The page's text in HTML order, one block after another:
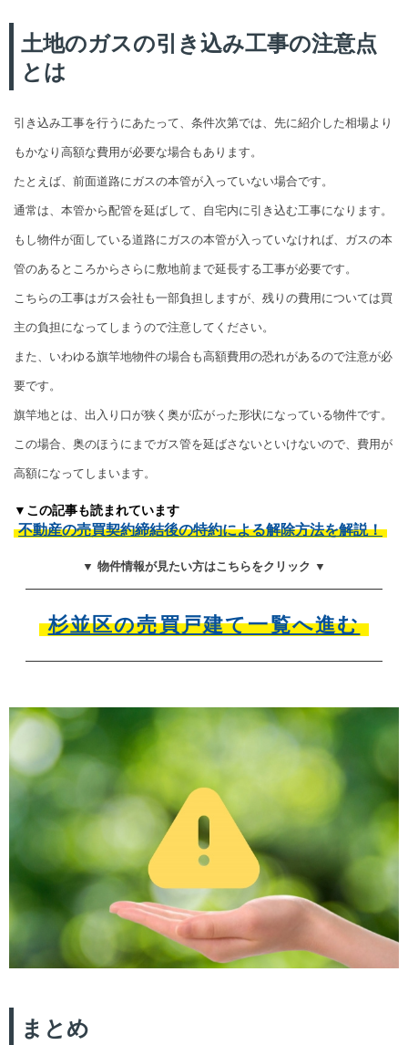
土地のガスの引き込み工事の注意点
とは
引き込み工事を行うにあたって、条件次第では、先に紹介した相場より
もかなり高額な費用が必要な場合もあります。
たとえば、前面道路にガスの本管が入っていない場合です。
通常は、本管から配管を延ばして、自宅内に引き込む工事になります。
もし物件が面している道路にガスの本管が入っていなければ、ガスの本
管のあるところからさらに敷地前まで延長する工事が必要です。
こちらの工事はガス会社も一部負担しますが、残りの費用については買
主の負担になってしまうので注意してください。
また、いわゆる旗竿地物件の場合も高額費用の恐れがあるので注意が必
要です。
旗竿地とは、出入り口が狭く奥が広がった形状になっている物件です。
この場合、奥のほうにまでガス管を延ばさないといけないので、費用が
高額になってしまいます。
▼この記事も読まれています
不動産の売買契約締結後の特約による解除方法を解説！
▼ 物件情報が見たい方はこちらをクリック ▼
杉並区の売買戸建て一覧へ進む
まとめ